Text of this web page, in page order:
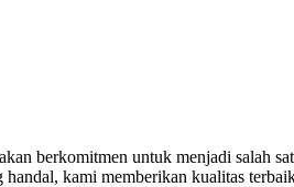
berkomitmen untuk menjadi salah
handal, kami memberikan kualitas